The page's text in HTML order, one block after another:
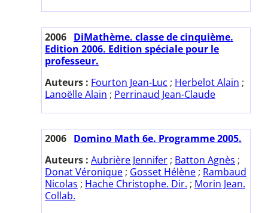
2006 DiMathème. classe de cinquième.
Edition 2006. Edition spéciale pour le
professeur.
Auteurs : Fourton Jean-Luc ; Herbelot Alain ;
Lanoëlle Alain ; Perrinaud Jean-Claude
2006 Domino Math 6e. Programme 2005.
Auteurs : Aubrière Jennifer ; Batton Agnès ;
Donat Véronique ; Gosset Hélène ; Rambaud
Nicolas ; Hache Christophe. Dir. ; Morin Jean.
Collab.